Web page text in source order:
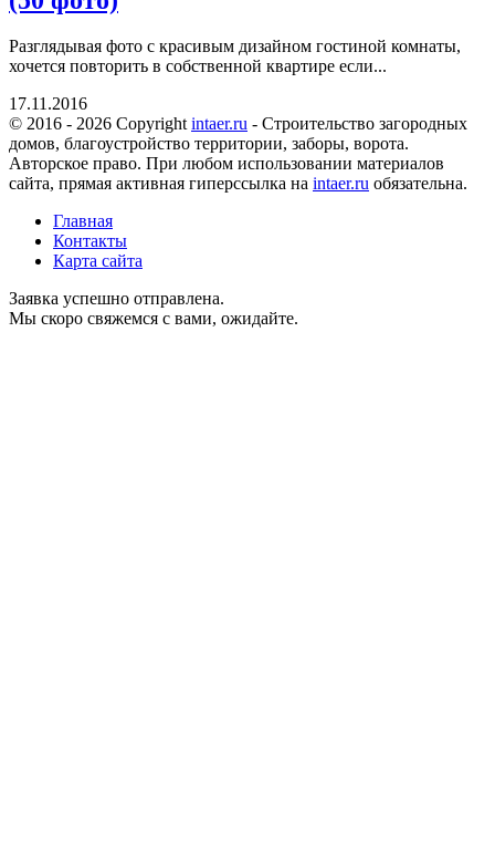
Разглядывая фото с красивым дизайном гостиной комнаты,
хочется повторить в собственной квартире если...
17.11.2016
© 2016 - 2026 Copyrightintaer.ru - Cтроительство загородных
домов, благоустройство территории, заборы, ворота.
Авторское право. При любом использовании материалов
сайта, прямая активная гиперссылка на intaer.ru обязательна.
Главная
Контакты
Карта сайта
Заявка успешно отправлена.
Мы скоро свяжемся с вами, ожидайте.